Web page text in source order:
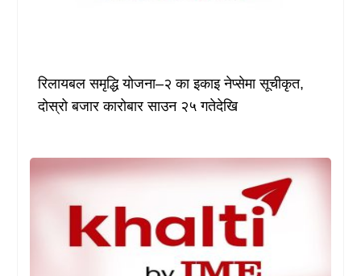
रिलायबल समृद्धि योजना–२ का इकाइ नेप्सेमा सूचीकृत,
दोस्रो बजार कारोबार साउन २५ गतेदेखि